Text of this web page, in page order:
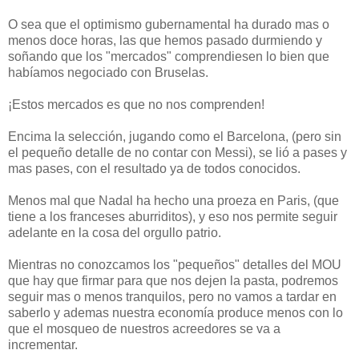
O sea que el optimismo gubernamental ha durado mas o
menos doce horas, las que hemos pasado durmiendo y
soñando que los "mercados" comprendiesen lo bien que
habíamos negociado con Bruselas.
¡Estos mercados es que no nos comprenden!
Encima la selección, jugando como el Barcelona, (pero sin
el pequeño detalle de no contar con Messi), se lió a pases y
mas pases, con el resultado ya de todos conocidos.
Menos mal que Nadal ha hecho una proeza en Paris, (que
tiene a los franceses aburriditos), y eso nos permite seguir
adelante en la cosa del orgullo patrio.
Mientras no conozcamos los "pequeños" detalles del MOU
que hay que firmar para que nos dejen la pasta, podremos
seguir mas o menos tranquilos, pero no vamos a tardar en
saberlo y ademas nuestra economía produce menos con lo
que el mosqueo de nuestros acreedores se va a
incrementar.